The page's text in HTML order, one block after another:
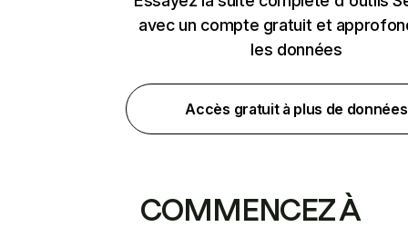
avec un compte gratuit et
les données
Accès gratuit à plus de données
COMMENCEZ À